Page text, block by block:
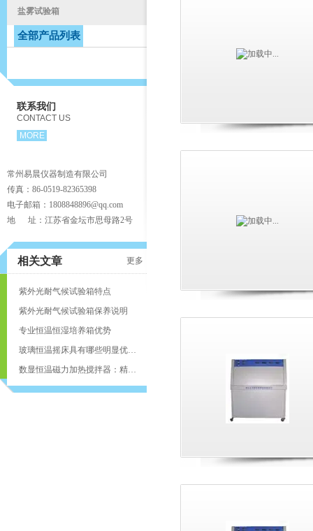
盐雾试验箱
全部产品列表
联系我们
CONTACT US
MORE
常州易晨仪器制造有限公司
传真：86-0519-82365398
电子邮箱：1808848896@qq.com
地 址：江苏省金坛市思母路2号
更多
相关文章
紫外光耐气候试验箱特点
紫外光耐气候试验箱保养说明
专业恒温恒湿培养箱优势
玻璃恒温摇床具有哪些明显优势？
数显恒温磁力加热搅拌器：精准控温高效搅拌的实验室核心利器